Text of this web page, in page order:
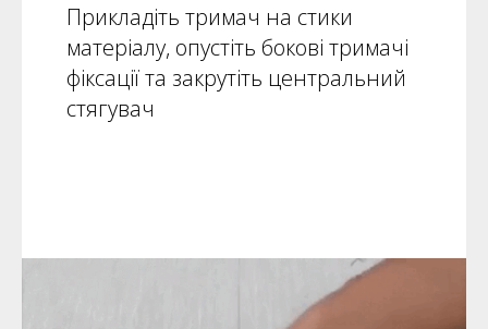
Прикладіть тримач на стики
матеріалу, опустіть бокові тримачі
фіксації та закрутіть центральний
стягувач